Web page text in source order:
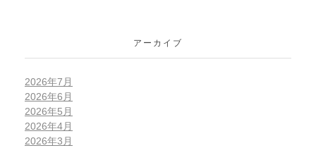
アーカイブ
2026年7月
2026年6月
2026年5月
2026年4月
2026年3月